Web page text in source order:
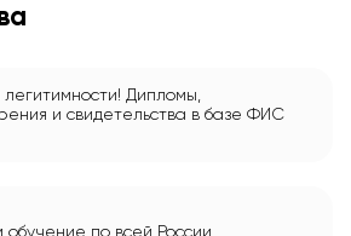
легитимности! Дипломы,
и свидетельства в базе ФИС